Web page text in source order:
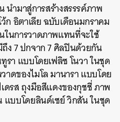
ำมาสู่การสร้างสรรรค์ภาพ
ก อิตาเลีย ฉบับเดือนมกราคม
นการวาดภาพแทนที่จะใช้
ง 7 ปกจาก 7 ศิลปินด้วยกัน
รา แบบโดยเฟลิซ โนวา ในชุด
ดของไมโล มานารา แบบโดย
ดรส ถุงมือสีแดงของกุชชี่ ภาพ
แบบโดยลินด์เซย์ วิกสัน ในชุด